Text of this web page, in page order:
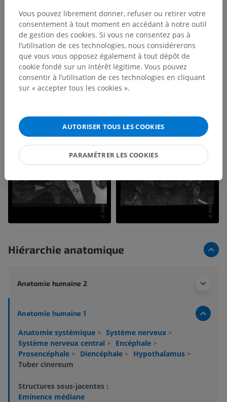
Hiérarchie anatomique
Anatomie humaine 2
Anatomie humaine 1
Anatomie systémique > Système nerveux >
Système nerveux central > Encéphale >
Prosencéphale > Diencéphale > Hypothalamus >
Tuber cinereum
Structures sous-jacentes :
Eminence médiane
Vous pouvez librement donner, refuser ou retirer votre
consentement à tout moment en accédant à notre outil
de gestion des cookies. Si vous ne consentez pas à
l’utilisation de ces technologies, nous considérerons
que vous vous opposez également à tout dépôt de
cookie fondé sur un intérêt légitime. Vous pouvez
consentir à l’utilisation de ces technologies en cliquant
sur « accepter tous les cookies ».
AUTORISER TOUS LES COOKIES
PARAMÉTRER LES COOKIES